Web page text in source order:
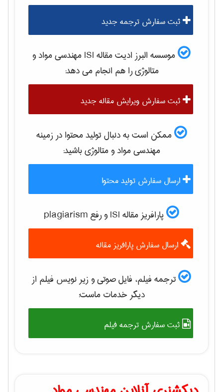
ثبت سفارش ترجمه جدید
موسسه البرز ادیت مقاله ISI
مهندسی مواد و
متالوژیرا هم انجام می دهد:
ثبت سفارش ویرایش مقاله جدید
ممکن است به دنبال تولید محتوا در زمینه
مهندسی مواد و متالوژیباشید:
ارسال سفارش تولید محتوا
پارافریز مقاله ISI و رفع plagiarism
ارسال سفارش پارافریز مقاله
ترجمه فیلم، فایل صوتی و زیر نویس فیلم از
دیگر خدمات ماست:
ثبت سفارش ترجمه فیلم